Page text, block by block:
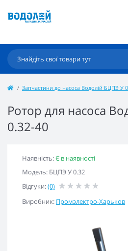
Запчастини до насоса Водолій БЦПЭ У
Ротор для насоса
0.32-40
Наявність:Є в наявності
Модель: БЦПЭ У 0.32
Відгуки:(0)
Виробник: Промэлектро-Харьков